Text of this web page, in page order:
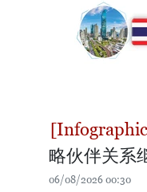
略伙伴关系
06/08/2026 00:30